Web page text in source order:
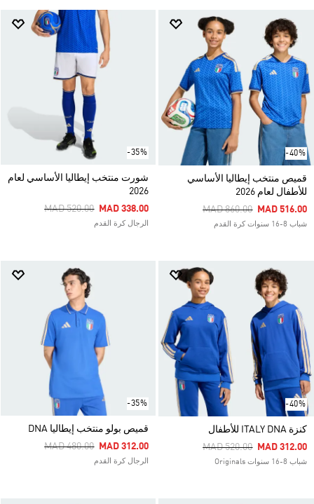
-40%
قميص منتخب إيطاليا الأساسي
للأطفال لعام 2026
Price Reduced From
MAD 860.00ToMAD 516.00
شباب 8-16 سنوات كرة القدم
-35%
شورت منتخب إيطاليا الأساسي لعام
2026
Price Reduced From
MAD 520.00ToMAD 338.00
الرجال كرة القدم
-40%
كنزة ITALY DNA للأطفال
Price Reduced From
MAD 520.00ToMAD 312.00
شباب 8-16 سنوات Originals
-35%
قميص بولو منتخب إيطاليا DNA
Price Reduced From
MAD 480.00ToMAD 312.00
الرجال كرة القدم